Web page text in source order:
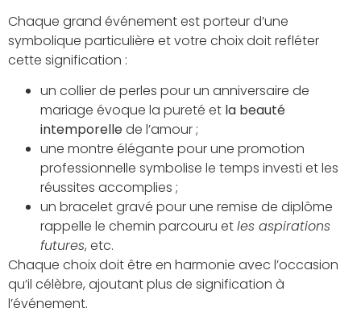
Chaque grand événement est porteur d’une
symbolique particulière et votre choix doit refléter
cette signification :
un collier de perles pour un anniversaire de
mariage évoque la pureté et la beauté
intemporellede l’amour ;
une montre élégante pour une promotion
professionnelle symbolise le temps investi et les
réussites accomplies ;
un bracelet gravé pour une remise de diplôme
rappelle le chemin parcouru etles aspirations
futures, etc.
Chaque choix doit être en harmonie avec l’occasion
qu’il célèbre, ajoutant plus de signification à
l’événement.